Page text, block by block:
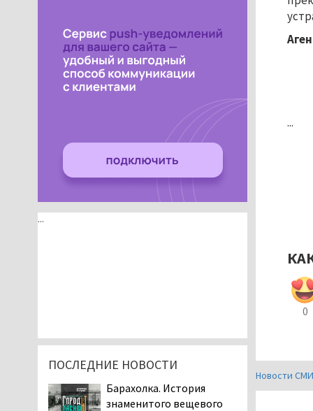
...
0
Новости
...
ПОСЛЕДНИЕ НОВОСТИ
Барахолка. История
знаменитого вещевого